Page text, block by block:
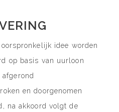
idee worden
op basis van uurloon
afgerond
en doorgenomen
na akkoord volgt de